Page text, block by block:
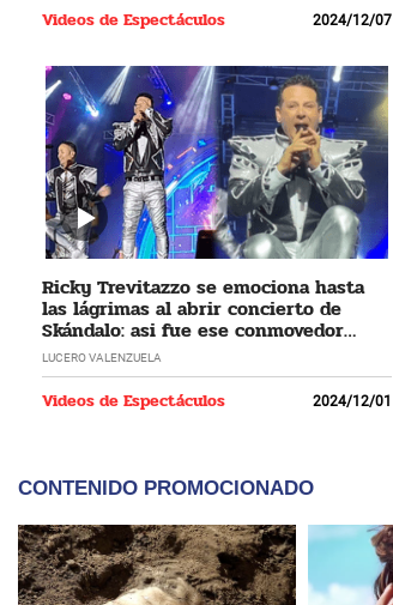
Videos de Espectáculos 2024/12/07
Ricky Trevitazzo se emociona hasta
las lágrimas al abrir concierto de
Skándalo: asi fue ese conmovedor
momento
LUCERO VALENZUELA
Videos de Espectáculos 2024/12/01